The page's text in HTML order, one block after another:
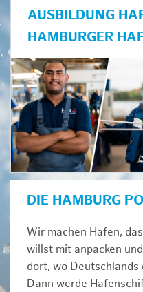
AUSBILDUNG
HAMBURGER
DIE HAMBURG
Wir machen Hafen,
willst mit anpacken
dort, wo
Dann werde